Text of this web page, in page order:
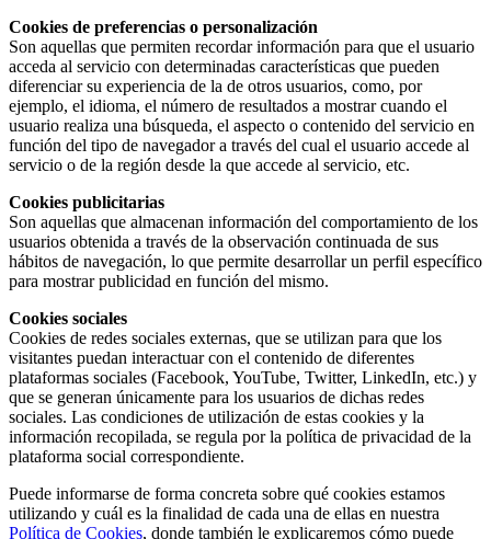
Cookies de preferencias o personalización
Son aquellas que permiten recordar información para que el usuario
acceda al servicio con determinadas características que pueden
diferenciar su experiencia de la de otros usuarios, como, por
ejemplo, el idioma, el número de resultados a mostrar cuando el
usuario realiza una búsqueda, el aspecto o contenido del servicio en
función del tipo de navegador a través del cual el usuario accede al
servicio o de la región desde la que accede al servicio, etc.
Cookies publicitarias
Son aquellas que almacenan información del comportamiento de los
usuarios obtenida a través de la observación continuada de sus
hábitos de navegación, lo que permite desarrollar un perfil específico
para mostrar publicidad en función del mismo.
Cookies sociales
Cookies de redes sociales externas, que se utilizan para que los
visitantes puedan interactuar con el contenido de diferentes
plataformas sociales (Facebook, YouTube, Twitter, LinkedIn, etc.) y
que se generan únicamente para los usuarios de dichas redes
sociales. Las condiciones de utilización de estas cookies y la
información recopilada, se regula por la política de privacidad de la
plataforma social correspondiente.
Puede informarse de forma concreta sobre qué cookies estamos
utilizando y cuál es la finalidad de cada una de ellas en nuestra
Política de Cookies, donde también le explicaremos cómo puede